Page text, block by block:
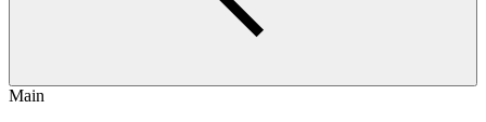
Main